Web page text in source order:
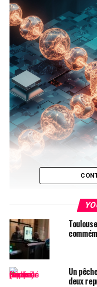
À une époque où la
terme «blockchain»
incantation
robuste et son
malgré sa popularité
médiatiques, la Un
deux